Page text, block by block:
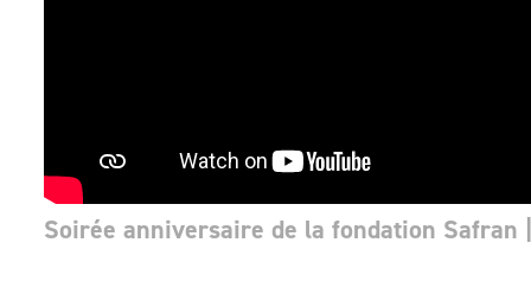
Soirée anniversaire de la fondation Safran